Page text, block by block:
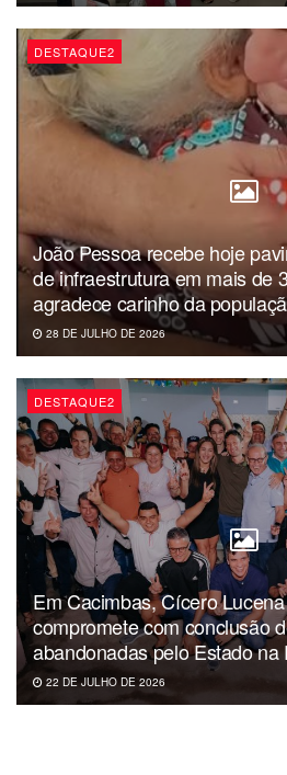
DESTAQUE2
João Pessoa recebe hoje
de infraestrutura em mais de
agradece carinho da
28 DE JULHO DE 2026
DESTAQUE2
Em Cacimbas, Cícero
compromete com conclusão
abandonadas pelo Estado na
22 DE JULHO DE 2026